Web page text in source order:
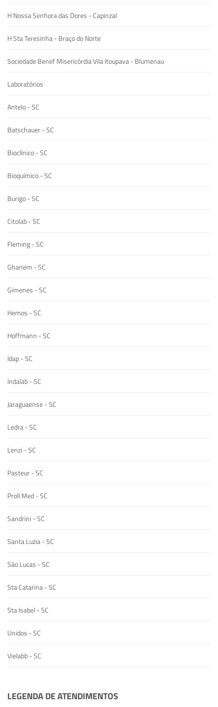
H Nossa Senhora das Dores - Capinzal
H Sta Teresinha - Braço do Norte
Sociedade Benef Misericórdia Vila Itoupava - Blumenau
Laboratórios
Antelo - SC
Batschauer - SC
Bioclínico - SC
Bioquímico - SC
Burigo - SC
Citolab - SC
Fleming - SC
Ghanem - SC
Gimenes - SC
Hemos - SC
Hoffmann - SC
Idap - SC
Indalab - SC
Jaraguaense - SC
Ledra - SC
Lenzi - SC
Pasteur - SC
Proll Med - SC
Sandrini - SC
Santa Luzia - SC
São Lucas - SC
Sta Catarina - SC
Sta Isabel - SC
Unidos - SC
Vielabb - SC
LEGENDA DE ATENDIMENTOS